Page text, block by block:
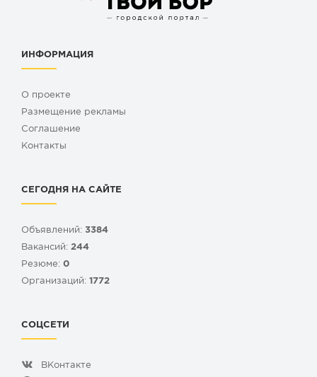
ИНФОРМАЦИЯ
О проекте
Размещение рекламы
Cоглашение
Контакты
СЕГОДНЯ НА САЙТЕ
Объявлений: 3384
Вакансий: 244
Резюме: 0
Организаций: 1772
СОЦСЕТИ
ВКонтакте